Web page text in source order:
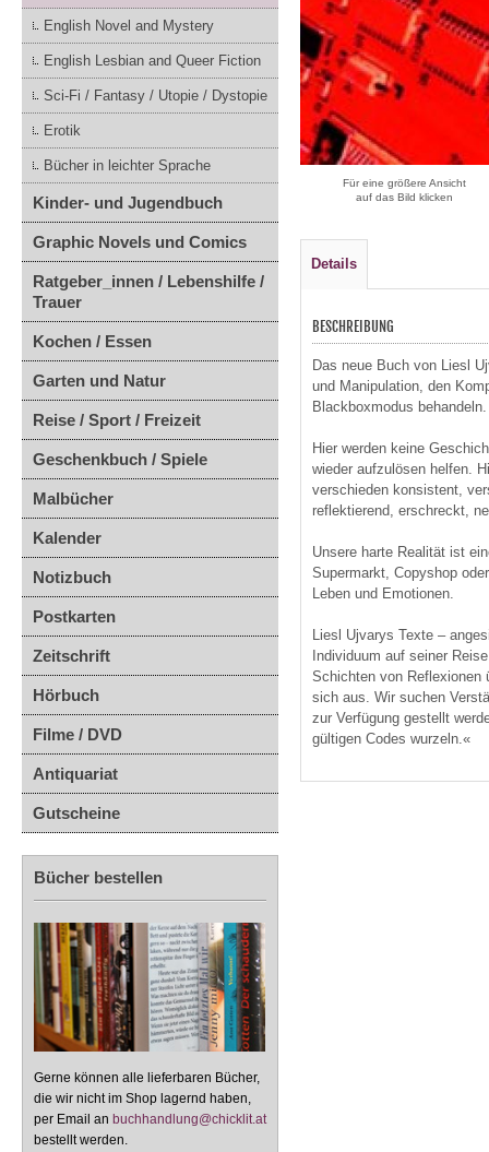
English Novel and Mystery
English Lesbian and Queer Fiction
Sci-Fi / Fantasy / Utopie / Dystopie
Erotik
Bücher in leichter Sprache
Kinder- und Jugendbuch
Graphic Novels und Comics
Ratgeber_innen / Lebenshilfe /
Trauer
Kochen / Essen
Garten und Natur
Reise / Sport / Freizeit
Geschenkbuch / Spiele
Malbücher
Kalender
Notizbuch
Postkarten
Zeitschrift
Hörbuch
Filme / DVD
Antiquariat
Gutscheine
Bücher bestellen
Gerne können alle lieferbaren Bücher,
die wir nicht im Shop lagernd haben,
per Email an buchhandlung@chicklit.at
bestellt werden.
Für eine größere Ansicht
auf das Bild klicken
Details
BESCHREIBUNG
Das neue Buch von Liesl
und Manipulation, den
Blackboxmodus behandeln.
Hier werden keine
wieder aufzulösen helfen.
verschieden konsistent,
reflektierend, erschreckt,
Unsere harte Realität ist
Supermarkt, Copyshop
Leben und Emotionen.
Liesl Ujvarys Texte –
Individuum auf seiner
Schichten von Reflexionen
sich aus. Wir suchen
zur Verfügung gestellt
gültigen Codes wurzeln.«